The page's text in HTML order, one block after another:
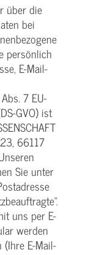
über die
bei
persönlich
E-Mail-
7 EU-
GVO) ist
66117
Sie unter
uns per E-
werden
E-Mail-